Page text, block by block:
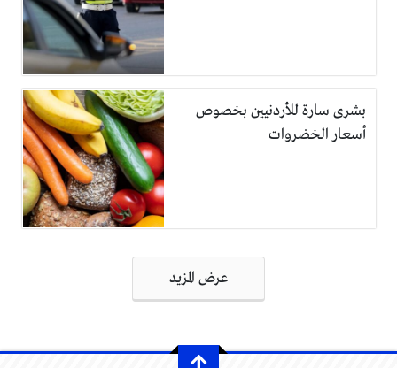
بشرى سارة للأردنيين بخصوص
أسعار الخضروات
عرض المزيد